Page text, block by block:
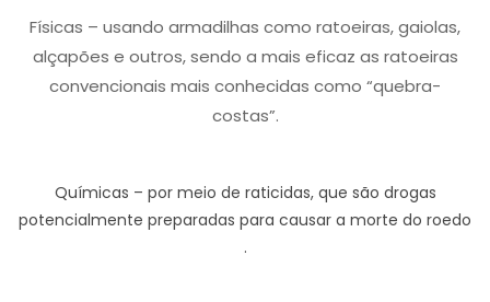
Físicas – usando armadilhas como ratoeiras, gaiolas,
alçapões e outros, sendo a mais eficaz as ratoeiras
convencionais mais conhecidas como “quebra-
costas”.
Químicas – por meio de raticidas, que são drogas
potencialmente preparadas para causar a morte do roedo
.